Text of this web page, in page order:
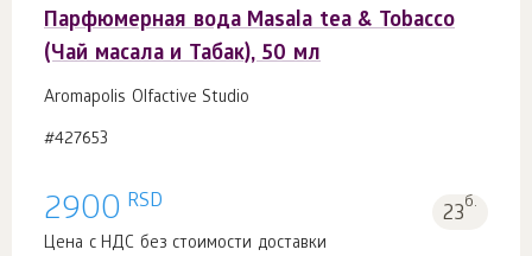
Парфюмерная вода Masala tea & Tobacco
(Чай масала и Табак), 50 мл
Aromapolis Olfactive Studio
#427653
2900 RSD 23б.
Цена с НДС без стоимости доставки